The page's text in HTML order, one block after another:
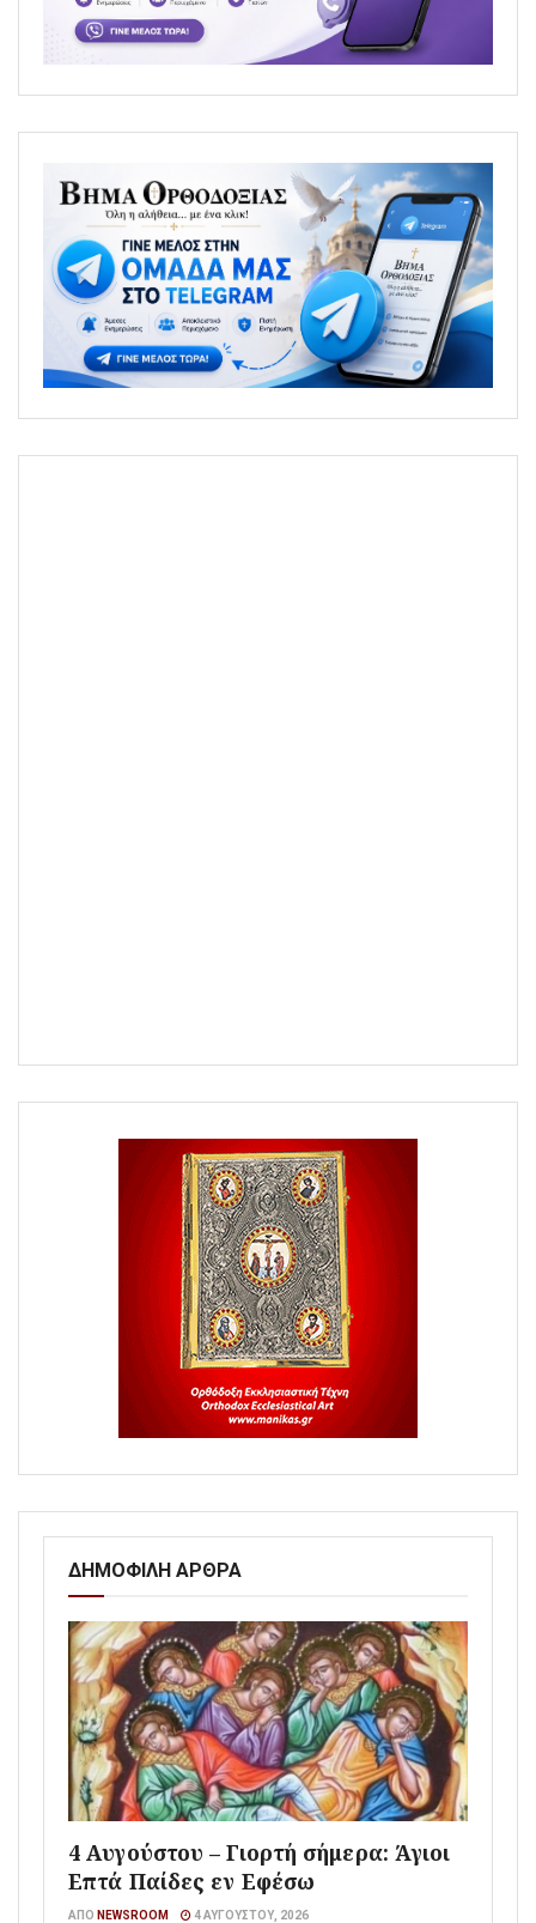
ΔΗΜΟΦΙΛΗ ΑΡΘΡΑ
4 Αυγούστου – Γιορτή σήμερα: Άγιοι
Επτά Παίδες εν Εφέσω
ΑΠΌ NEWSROOM 4 ΑΥΓΟΎΣΤΟΥ, 2026